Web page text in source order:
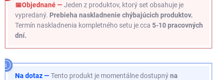
📅Objednané —Jeden z produktov, ktorý set obsahuje je
vypredaný. Prebieha naskladnenie chýbajúcich produktov.
Termín naskladnenia kompletného setu je cca 5-10 pracovných
dní.
Na dotaz —Tento produkt je momentálne dostupnýna